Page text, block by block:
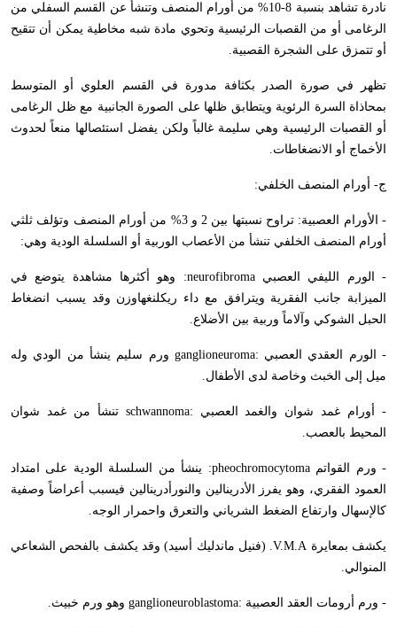
نادرة تشاهد بنسبة 8-10% من أورام المنصف وتنشأ عن القسم السفلي من
الرغامى أو من القصبات الرئيسية وتحوي مادة شبه مخاطية يمكن أن تتقيح
أو تتمزق على الشجرة القصبية.
تظهر في صورة الصدر بكثافة مدورة في القسم العلوي أو المتوسط
بمحاذاة السرة الرئوية ويتطابق ظلها على الصورة الجانبية مع ظل الرغامى
أو القصبات الرئيسية وهي سليمة غالباً ولكن يفضل استئصالها منعاً لحدوث
الأخماج أو الانضغاطات.
ج- أورام المنصف الخلفي:
- الأورام العصبية: تراوح نسبتها بين 2 و 3% من أورام المنصف وتؤلف ثلثي
أورام المنصف الخلفي تنشأ من الأعصاب الوربية أو السلسلة الودية وهي:
- الورم الليفي العصبيneurofibroma: وهو أكثرها مشاهدة يتوضع في
الميزابة جانب الفقرية ويترافق مع داء ريكلنغهاوزن وقد يسبب انضغاط
الحبل الشوكي وآلاماً وربية بين الأضلاع.
- الورم العقدي العصبي :ganglioneuroma ورم سليم ينشأ من الودي وله
ميل إلى الخبث وخاصة لدى الأطفال.
- أورام غمد شوان والغمد العصبي :schwannoma تنشأ من غمد شوان
المحيط بالعصب.
- ورم القواتمpheochromocytoma: ينشأ من السلسلة الودية على امتداد
العمود الفقري، وهو يفرز الأدرينالين والنورأدرينالين فيسبب أعراضاً وصفية
كالإسهال وارتفاع الضغط الشرياني والتعرق واحمرار الوجه.
يكشف بمعايرة V.M.A. (فنيل ماندليك أسيد) وقد يكشف بالفحص الشعاعي
المنوالي.
- ورم أرومات العقد العصبية :ganglioneuroblastoma وهو ورم خبيث.